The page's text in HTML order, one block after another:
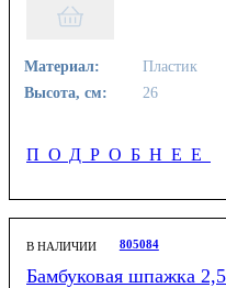
Материал:
Пластик
Высота, см:
26
ПОДРОБНЕЕ
В НАЛИЧИИ 805084
Бамбуковая шпажка